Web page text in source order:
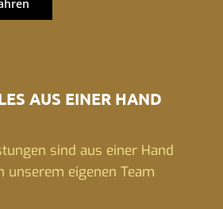
AUS EINER HAND
sind aus einer Hand
unserem eigenen Team